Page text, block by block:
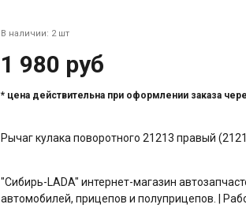
В наличии: 2 шт
1 980 руб
* цена действительна при оформлении заказа
Рычаг кулака поворотного 21213 правый
"Сибирь-LADA" интернет-магазин
автомобилей, прицепов и полуприцепов. |